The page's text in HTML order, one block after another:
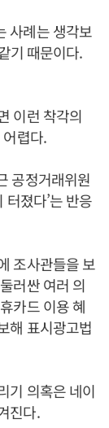
사례는 생각보
기 때문이다.
이런 착각의
렵다.
공정거래위원
졌다’는 반응
조사관들을 보
러싼 여러 의
카드 이용 혜
해 표시광고법
기 의혹은 네이
진다.